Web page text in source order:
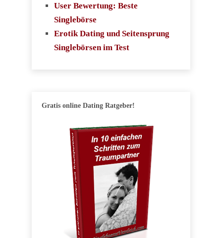
User Bewertung: Beste
Singlebörse
Erotik Dating und Seitensprung
Singlebörsen im Test
Gratis online Dating Ratgeber!